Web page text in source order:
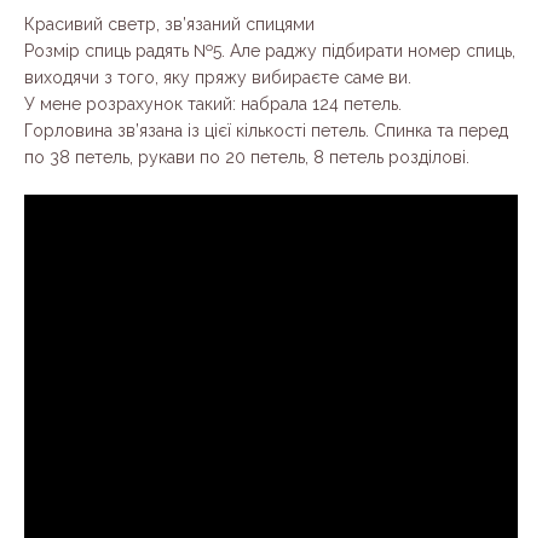
Красивий светр, зв’язаний спицями
Розмір спиць радять №5. Але раджу підбирати номер спиць,
виходячи з того, яку пряжу вибираєте саме ви.
У мене розрахунок такий: набрала 124 петель.
Горловина зв’язана із цієї кількості петель. Спинка та перед
по 38 петель, рукави по 20 петель, 8 петель розділові.